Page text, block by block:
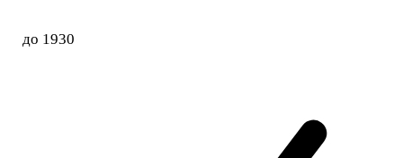
до 1930